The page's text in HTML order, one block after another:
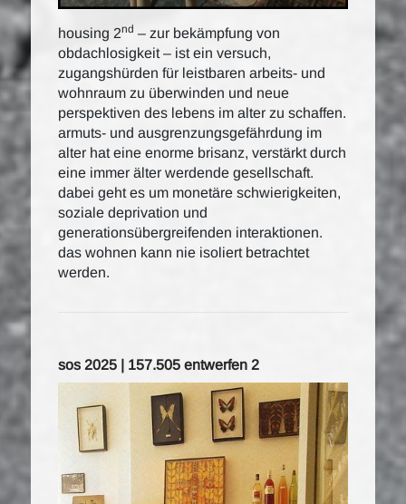
housing 2nd – zur bekämpfung von
obdachlosigkeit – ist ein versuch,
zugangshürden für leistbaren arbeits- und
wohnraum zu überwinden und neue
perspektiven des lebens im alter zu schaffen.
armuts- und ausgrenzungsgefährdung im
alter hat eine enorme brisanz, verstärkt durch
eine immer älter werdende gesellschaft.
dabei geht es um monetäre schwierigkeiten,
soziale deprivation und
generationsübergreifenden interaktionen.
das wohnen kann nie isoliert betrachtet
werden.
sos 2025 | 157.505 entwerfen 2